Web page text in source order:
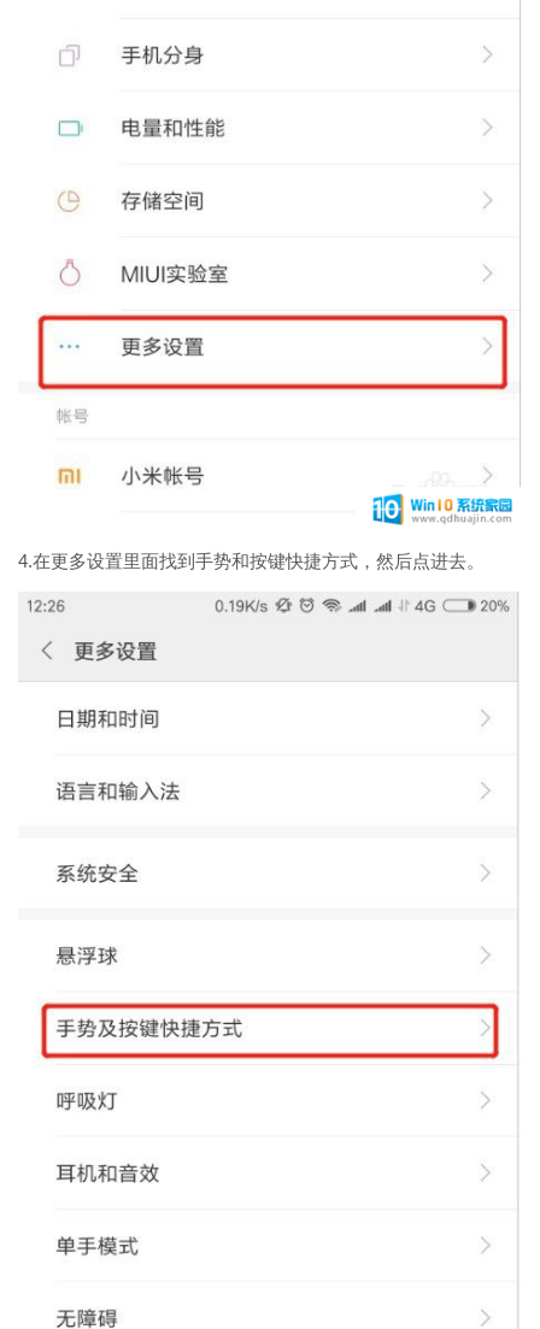
4.在更多设置里面找到手势和按键快捷方式，然后点进去。